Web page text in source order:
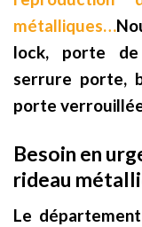
métalliques…
lock, porte de
serrure porte,
porte
Besoin en
rideau
Le